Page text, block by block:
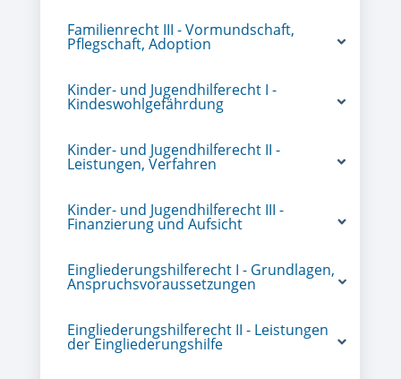
Familienrecht III - Vormundschaft,
Pflegschaft, Adoption
Kinder- und Jugendhilferecht I -
Kindeswohlgefährdung
Kinder- und Jugendhilferecht II -
Leistungen, Verfahren
Kinder- und Jugendhilferecht III -
Finanzierung und Aufsicht
Eingliederungshilferecht I - Grundlagen,
Anspruchsvoraussetzungen
Eingliederungshilferecht II - Leistungen
der Eingliederungshilfe